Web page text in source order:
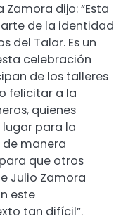
dijo: “Esta
de la identidad
del Talar. Es un
celebración
de los talleres
felicitar a la
quienes
para la
de manera
que otros
Julio Zamora
este
tan difícil”.